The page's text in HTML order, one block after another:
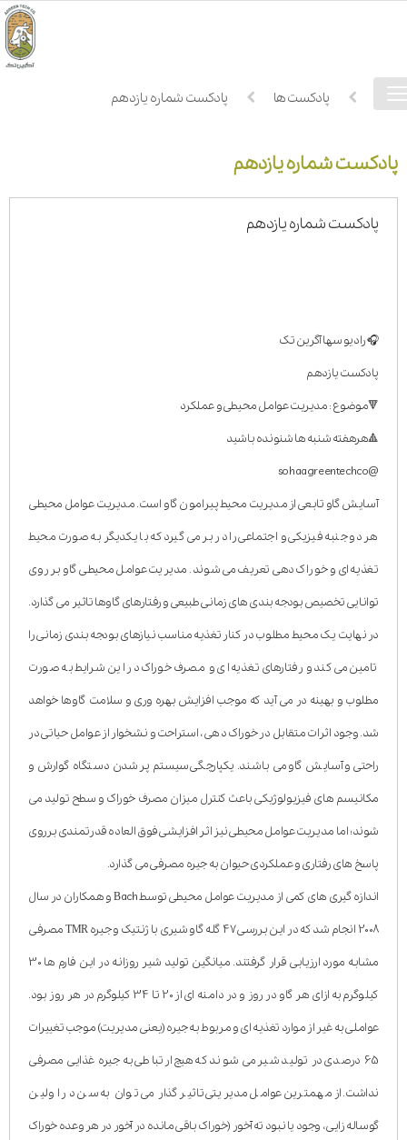
فهرست
دسترسیخانه پادکست ها پادکست شماره یازدهم
پادکست شماره یازدهم
پادکست شماره یازدهم
🎧 رادیو سها آگرین تک
پادکست یازدهم
🔻موضوع : مدیریت عوامل محیطی و عملکرد
🔺هرهفته شنبه ها شنونده باشید
@sohaagreentechco
آسایش گاو تابعی از مدیریت محیط پیرامون گاو است. مدیریت عوامل محیطی
هر دو جنبه فیزیکی و اجتماعی را در بر می گیرد که با یکدیگر به صورت محیط
تغذیه ای و خوراک دهی تعریف می شوند. مدیریت عوامل محیطی گاو بر روی
توانایی تخصیص بودجه بندی های زمانی طبیعی و رفتارهای گاوها تاثیر می گذارد.
در نهایت یک محیط مطلوب در کنار تغذیه مناسب نیازهای بودجه بندی زمانی را
تامین می کند و رفتارهای تغذیه ای و مصرف خوراک در این شرایط به صورت
مطلوب و بهینه در می آید که موجب افزایش بهره وری و سلامت گاوها خواهد
شد. وجود اثرات متقابل در خوراک دهی، استراحت و نشخوار از عوامل حیاتی در
راحتی و آسایش گاو می باشند. یکپارچگی سیستم پر شدن دستگاه گوارش و
مکانیسم های فیزیولوژیکی باعث کنترل میزان مصرف خوراک و سطح تولید می
شوند؛ اما مدیریت عوامل محیطی نیز اثر افزایشی فوق العاده قدرتمندی برروی
پاسخ های رفتاری و عملکردی حیوان به جیره مصرفی می گذارد.
اندازه گیری های کمی از مدیریت عوامل محیطی توسط Bach و همکاران در سال
2008 انجام شد که در این بررسی 47 گله گاو شیری با ژنتیک و جیره TMR مصرفی
مشابه مورد ارزیابی قرار گرفتند. میانگین تولید شیر روزانه در این فارم ها 30
کیلوگرم به ازای هر گاو در روز و در دامنه ای از 20 تا 34 کیلوگرم در هر روز بود.
عواملی به غیر از موارد تغذیه ای و مربوط به جیره (یعنی مدیریت) موجب تغییرات
65 درصدی در تولید شیر می شوند که هیچ ارتباطی به جیره غذایی مصرفی
نداشت. از مهمترین عوامل مدیریتی تاثیر گذار می توان به سن در اولین
گوساله زایی، وجود یا نبود ته آخور (خوراک باقی مانده در آخور در هر وعده خوراک